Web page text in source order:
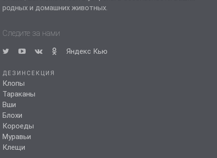
родных и домашних животных.
Следите за нами
Яндекс Кью
ДЕЗИНСЕКЦИЯ
Клопы
Тараканы
Вши
Блохи
Короеды
Муравьи
Клещи